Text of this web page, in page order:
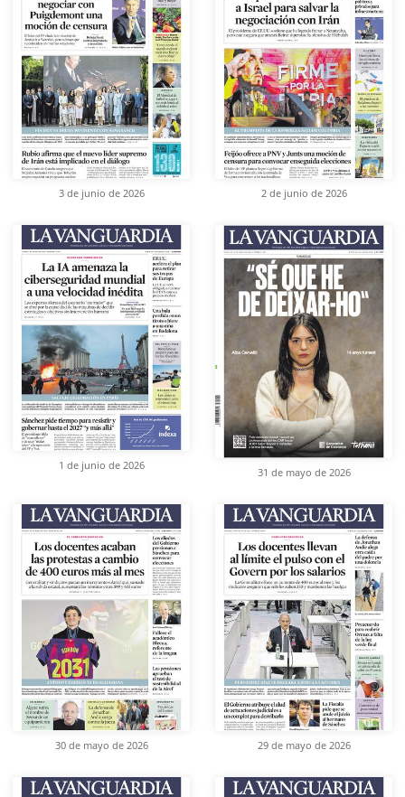
3 de junio de 2026 2 de junio de 2026
1 de junio de 2026
31 de mayo de 2026
30 de mayo de 2026 29 de mayo de 2026